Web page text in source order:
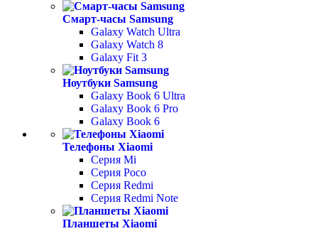
Смарт-часы Samsung
Galaxy Watch Ultra
Galaxy Watch 8
Galaxy Fit 3
Ноутбуки Samsung
Galaxy Book 6 Ultra
Galaxy Book 6 Pro
Galaxy Book 6
Телефоны Xiaomi
Серия Mi
Серия Poco
Серия Redmi
Серия Redmi Note
Планшеты Xiaomi